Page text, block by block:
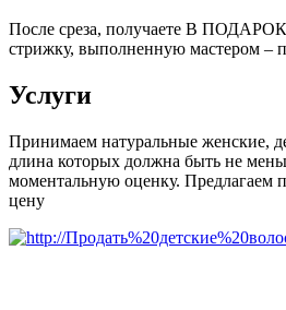
После среза, получаете В
стрижку, выполненную мастером –
Услуги
Принимаем натуральные женские,
длина которых должна быть не
моментальную оценку. Предлагаем
цену